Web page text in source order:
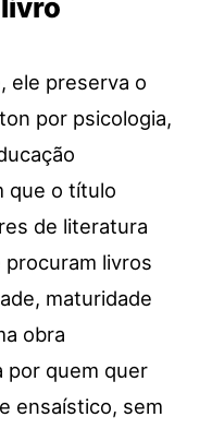
ele preserva o
por psicologia,
que o título
de literatura
livros
maturidade
obra
por quem quer
ensaístico, sem